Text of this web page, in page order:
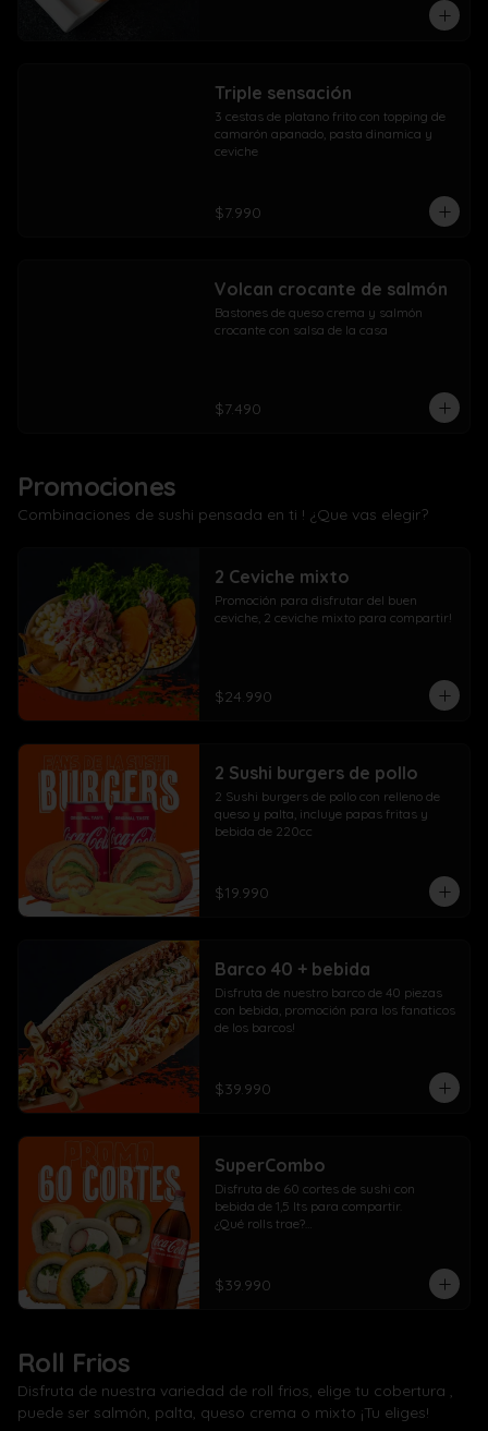
Triple sensación
3 cestas de platano frito con topping de
camarón apanado, pasta dinamica y
ceviche
$7.990
Volcan crocante de salmón
Bastones de queso crema y salmón
crocante con salsa de la casa
$7.490
Promociones
Combinaciones de sushi pensada en ti ! ¿Que vas elegir?
2 Ceviche mixto
Promoción para disfrutar del buen
ceviche, 2 ceviche mixto para compartir!
$24.990
2 Sushi burgers de pollo
2 Sushi burgers de pollo con relleno de
queso y palta, incluye papas fritas y
bebida de 220cc
$19.990
Barco 40 + bebida
Disfruta de nuestro barco de 40 piezas
con bebida, promoción para los fanaticos
de los barcos!
$39.990
SuperCombo
Disfruta de 60 cortes de sushi con
bebida de 1,5 lts para compartir.
¿Qué rolls trae?
10 Kanikama, cebollín, queso crema
envuelto en panko
envuelto en queso
10 Camarón, cebollín, queso crema
$39.990
Roll Frios
Disfruta de nuestra variedad de roll frios, elige tu cobertura ,
puede ser salmón, palta, queso crema o mixto ¡Tu eliges!